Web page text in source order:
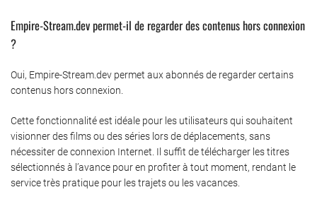
Empire-Stream.dev permet-il de regarder des contenus hors connexion
?
Oui, Empire-Stream.dev permet aux abonnés de regarder certains
contenus hors connexion.
Cette fonctionnalité est idéale pour les utilisateurs qui souhaitent
visionner des films ou des séries lors de déplacements, sans
nécessiter de connexion Internet. Il suffit de télécharger les titres
sélectionnés à l’avance pour en profiter à tout moment, rendant le
service très pratique pour les trajets ou les vacances.